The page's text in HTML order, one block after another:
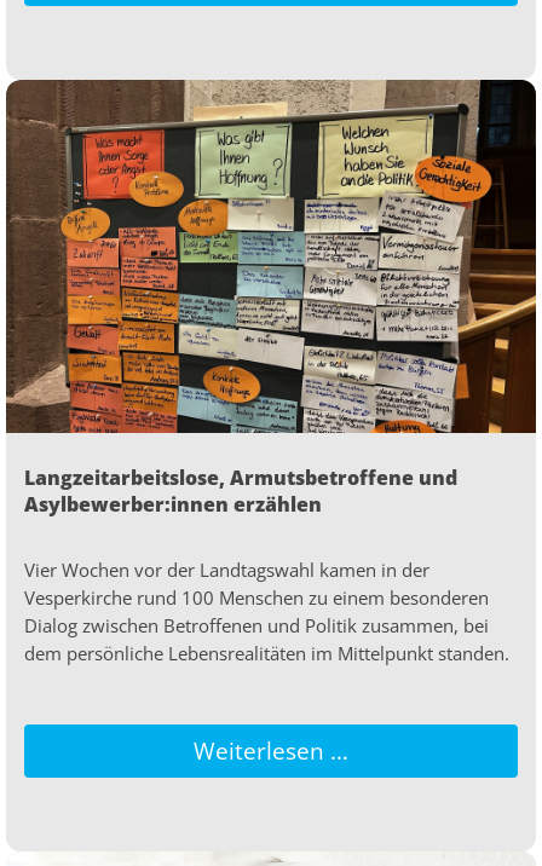
Langzeitarbeitslose, Armutsbetroffene und
Asylbewerber:innen erzählen
Vier Wochen vor der Landtagswahl kamen in der
Vesperkirche rund 100 Menschen zu einem besonderen
Dialog zwischen Betroffenen und Politik zusammen, bei
dem persönliche Lebensrealitäten im Mittelpunkt standen.
Weiterlesen …